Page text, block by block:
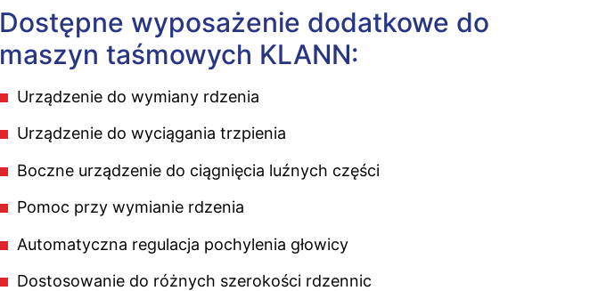
Dostępne wyposażenie dodatkowe do
maszyn taśmowych KLANN:
Urządzenie do wymiany rdzenia
Urządzenie do wyciągania trzpienia
Boczne urządzenie do ciągnięcia luźnych części
Pomoc przy wymianie rdzenia
Automatyczna regulacja pochylenia głowicy
Dostosowanie do różnych szerokości rdzennic